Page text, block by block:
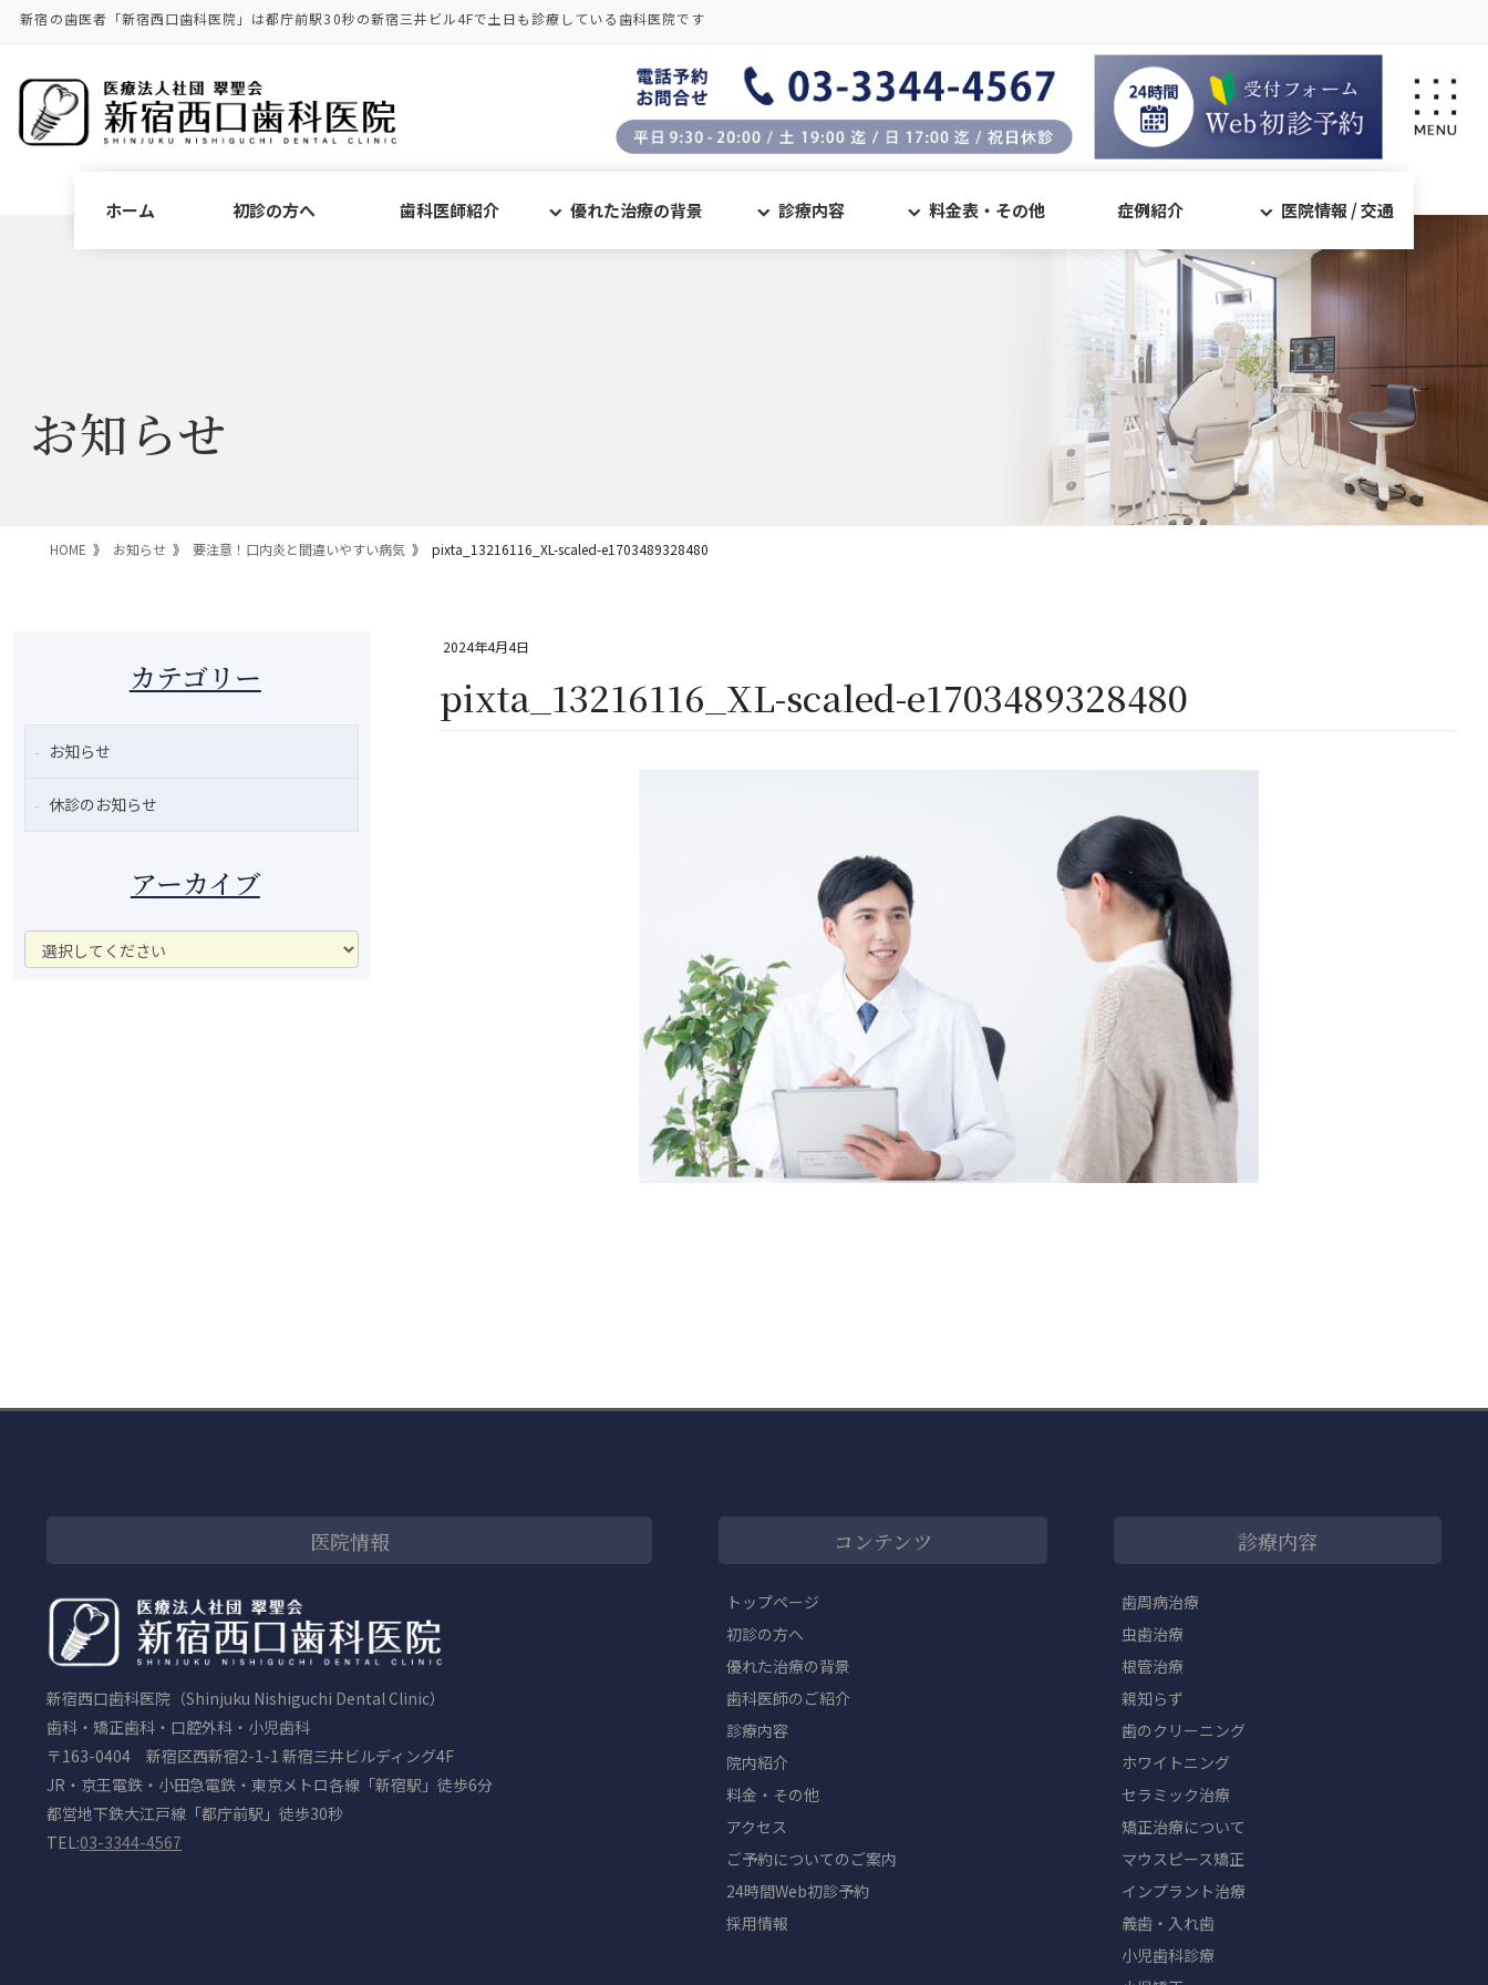
新宿の歯医者「新宿西口歯科医院」は都庁前駅30秒の新宿三井ビル4Fで土日も診療している歯科医院です
ホーム 初診の方へ 歯科医師紹介 優れた治療の背景 診療内容 料金表・その他 症例紹介 医院情報 / 交通
お知らせ
HOME お知らせ 要注意！口内炎と間違いやすい病気 pixta_13216116_XL-scaled-e1703489328480
2024年4月4日
pixta_13216116_XL-scaled-e1703489328480
カテゴリー
お知らせ
休診のお知らせ
アーカイブ
医院情報
新宿西口歯科医院（Shinjuku Nishiguchi Dental Clinic）
歯科・矯正歯科・口腔外科・小児歯科
〒163-0404 新宿区西新宿2-1-1 新宿三井ビルディング4F
JR・京王電鉄・小田急電鉄・東京メトロ各線「新宿駅」徒歩6分
都営地下鉄大江戸線「都庁前駅」徒歩30秒
TEL:03-3344-4567
コンテンツ
トップページ
初診の方へ
優れた治療の背景
歯科医師のご紹介
診療内容
院内紹介
料金・その他
アクセス
ご予約についてのご案内
24時間Web初診予約
採用情報
診療内容
歯周病治療
虫歯治療
根管治療
親知らず
歯のクリーニング
ホワイトニング
セラミック治療
矯正治療について
マウスピース矯正
インプラント治療
義歯・入れ歯
小児歯科診療